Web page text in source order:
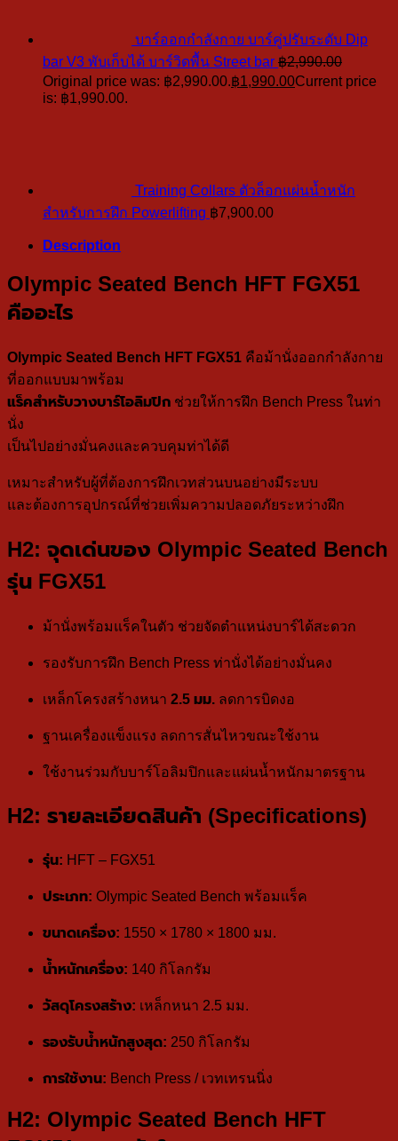
บาร์ออกกำลังกาย บาร์คู่ปรับระดับ Dip
bar V3 พับเก็บได้ บาร์วิดพื้น Street bar ฿2,990.00
Original price was: ฿2,990.00.฿1,990.00Current price
is: ฿1,990.00.
Training Collars ตัวล็อกแผ่นน้ำหนัก
สำหรับการฝึก Powerlifting ฿7,900.00
Description
Olympic Seated Bench HFT FGX51
คืออะไร
Olympic Seated Bench HFT FGX51 คือม้านั่งออกกำลังกาย
ที่ออกแบบมาพร้อม
แร็คสำหรับวางบาร์โอลิมปิก ช่วยให้การฝึก Bench Press ในท่า
นั่ง
เป็นไปอย่างมั่นคงและควบคุมท่าได้ดี
เหมาะสำหรับผู้ที่ต้องการฝึกเวทส่วนบนอย่างมีระบบ
และต้องการอุปกรณ์ที่ช่วยเพิ่มความปลอดภัยระหว่างฝึก
H2: จุดเด่นของ Olympic Seated Bench
รุ่น FGX51
ม้านั่งพร้อมแร็คในตัว ช่วยจัดตำแหน่งบาร์ได้สะดวก
รองรับการฝึก Bench Press ท่านั่งได้อย่างมั่นคง
เหล็กโครงสร้างหนา 2.5 มม. ลดการบิดงอ
ฐานเครื่องแข็งแรง ลดการสั่นไหวขณะใช้งาน
ใช้งานร่วมกับบาร์โอลิมปิกและแผ่นน้ำหนักมาตรฐาน
H2: รายละเอียดสินค้า (Specifications)
รุ่น: HFT – FGX51
ประเภท: Olympic Seated Bench พร้อมแร็ค
ขนาดเครื่อง: 1550 × 1780 × 1800 มม.
น้ำหนักเครื่อง: 140 กิโลกรัม
วัสดุโครงสร้าง: เหล็กหนา 2.5 มม.
รองรับน้ำหนักสูงสุด: 250 กิโลกรัม
การใช้งาน: Bench Press / เวทเทรนนิ่ง
H2: Olympic Seated Bench HFT